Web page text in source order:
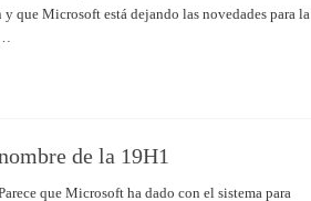
que Microsoft está dejando las novedades para la
…
de la 19H1
que Microsoft ha dado con el sistema para